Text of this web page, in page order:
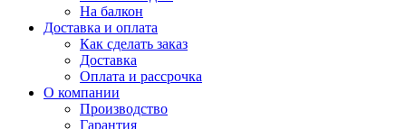
На балкон
Доставка и оплата
Как сделать заказ
Доставка
Оплата и рассрочка
О компании
Производство
Гарантия